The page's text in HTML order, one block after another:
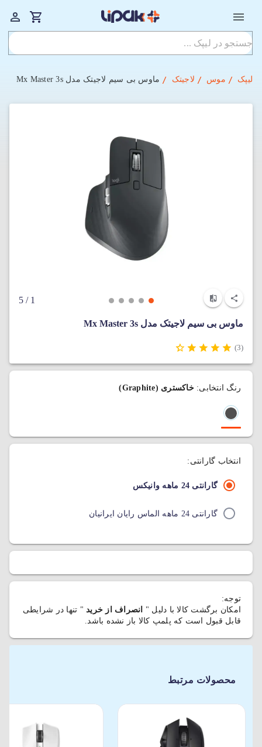
لیپک موس لاجیتک ماوس بی‌ سیم لاجیتک مدل Mx Master 3s
1
/ 5
ماوس بی‌ سیم لاجیتک مدل Mx Master 3s
(3)
رنگ انتخابی:خاکستری (Graphite)
انتخاب گارانتی:
گارانتی 24 ماهه وانیکس
گارانتی 24 ماهه الماس رایان ایرانیان
توجه:
امکان برگشت کالا با دلیل "
انصراف از خرید " تنها در شرایطی
قابل قبول است که پلمپ کالا باز نشده باشد.
محصولات مرتبط